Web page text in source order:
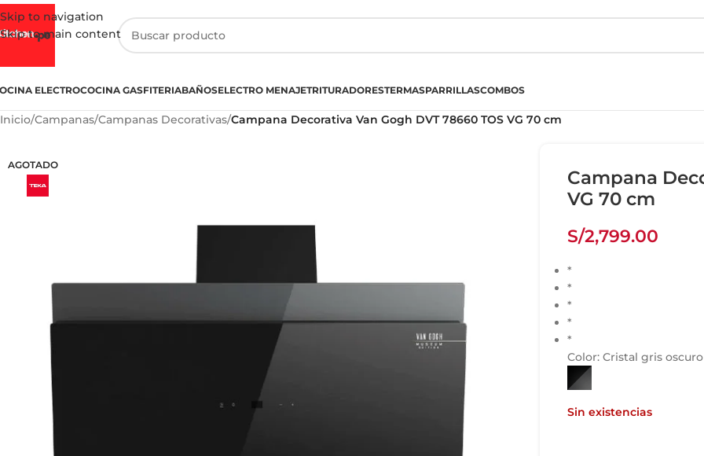
Skip to navigation
Skip to main content
ELECTROCOCINA GASFITERIABAÑOSELECTRO MENAJETRITURADORESTERMASPARRILLASCOMBOS
Inicio/Campanas/Campanas Decorativas/Campana Decorativa Van Gogh DVT 78660 TOS VG 70 cm
AGOTADO
Campana
VG 70 cm
S/2,799.00
*
*
*
*
*
Color: Cristal gris
Sin existencias